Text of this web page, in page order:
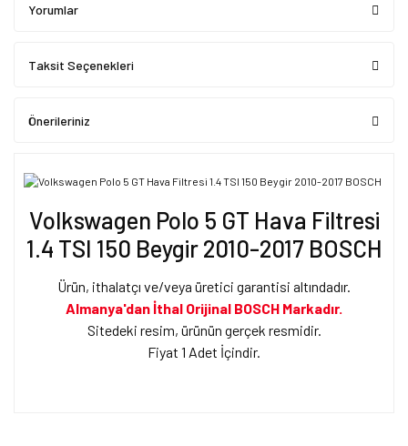
Yorumlar
Taksit Seçenekleri
Önerileriniz
Volkswagen Polo 5 GT Hava Filtresi
1.4 TSI 150 Beygir 2010-2017 BOSCH
Ürün, ithalatçı ve/veya üretici garantisi altındadır.
Almanya'dan İthal Orijinal BOSCH Markadır.
Sitedeki resim, ürünün gerçek resmidir.
Fiyat 1 Adet İçindir.